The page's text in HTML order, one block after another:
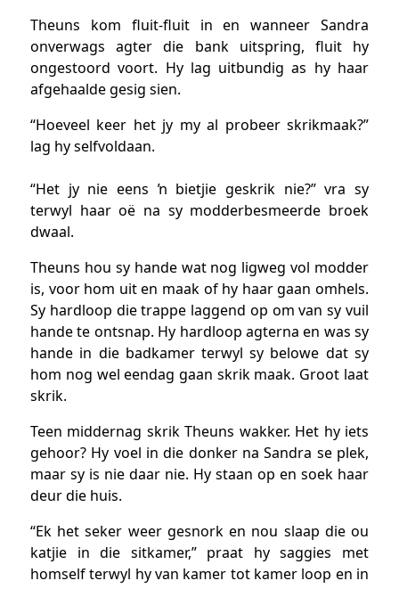
Theuns kom fluit-fluit in en wanneer Sandra
onverwags agter die bank uitspring, fluit hy
ongestoord voort. Hy lag uitbundig as hy haar
afgehaalde gesig sien.
“Hoeveel keer het jy my al probeer skrikmaak?”
lag hy selfvoldaan.
“Het jy nie eens ŉ bietjie geskrik nie?” vra sy
terwyl haar oë na sy modderbesmeerde broek
dwaal.
Theuns hou sy hande wat nog ligweg vol modder
is, voor hom uit en maak of hy haar gaan omhels.
Sy hardloop die trappe laggend op om van sy vuil
hande te ontsnap. Hy hardloop agterna en was sy
hande in die badkamer terwyl sy belowe dat sy
hom nog wel eendag gaan skrik maak. Groot laat
skrik.
Teen middernag skrik Theuns wakker. Het hy iets
gehoor? Hy voel in die donker na Sandra se plek,
maar sy is nie daar nie. Hy staan op en soek haar
deur die huis.
“Ek het seker weer gesnork en nou slaap die ou
katjie in die sitkamer,” praat hy saggies met
homself terwyl hy van kamer tot kamer loop en in